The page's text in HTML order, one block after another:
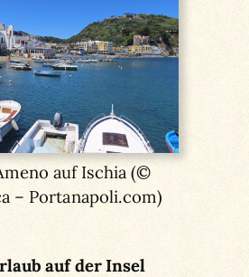
auf Ischia (©
– Portanapoli.com)
auf der Insel